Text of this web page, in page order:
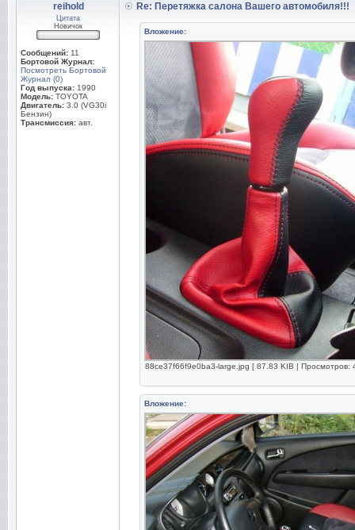
reihold
Цитата
Новичок
Сообщений: 11
Бортовой Журнал:
Посмотреть Бортовой
Журнал (0)
Год выпуска: 1990
Модель: TOYOTA
Двигатель: 3.0 (VG30i
Бензин)
Трансмиссия: авт.
Re: Перетяжка салона Вашего автомобиля!!!
Вложение:
88ce37f66f9e0ba3-large.jpg [ 87.83 KIB | Просмотров:
Вложение: